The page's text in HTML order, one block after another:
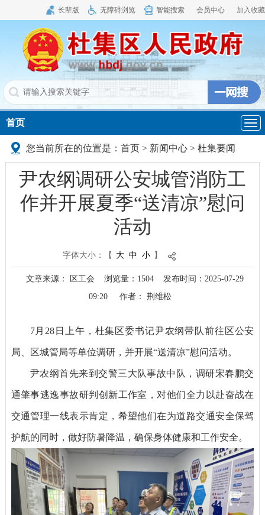
长辈版 无障碍浏览 智能搜索 会员中心 加入收藏
导
航
首页
您当前所在的位置是： 首页> 新闻中心 > 杜集要闻
尹农纲调研公安城管消防工
作并开展夏季“送清凉”慰问
活动
字体大小： 【 大 中 小 】
文章来源： 区工会 浏览量： 1504
发布时间：2025-07-29
09:20
作者： 荆维松
7月28日上午，杜集区委书记尹农纲带队前往区公安
局、区城管局等单位调研，并开展“送清凉”慰问活动。
尹农纲首先来到交警三大队事故中队，调研宋春鹏交
通肇事逃逸事故研判创新工作室，对他们全力以赴奋战在
交通管理一线表示肯定，希望他们在为道路交通安全保驾
护航的同时，做好防暑降温，确保身体健康和工作安全。